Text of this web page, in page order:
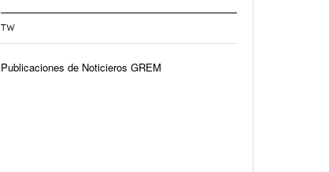
TW
Publicaciones de Noticieros GREM